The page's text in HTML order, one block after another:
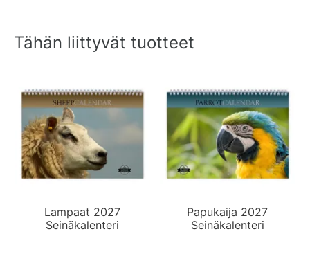
Tähän liittyvät tuotteet
Lampaat 2027
Seinäkalenteri
Papukaija 2027
Seinäkalenteri